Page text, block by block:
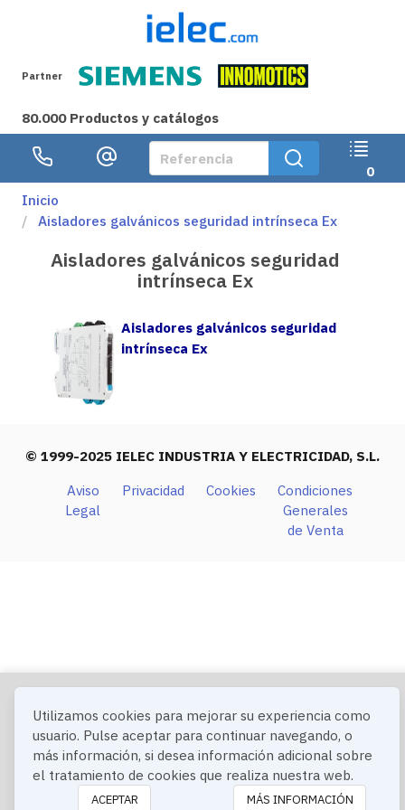
Partner
80.000 Productos y catálogos
0
Inicio
Aisladores galvánicos seguridad intrínseca Ex
Aisladores galvánicos seguridad
intrínseca Ex
Aisladores galvánicos seguridad
intrínseca Ex
© 1999-2025 IELEC INDUSTRIA Y ELECTRICIDAD, S.L.
Aviso
Legal
Privacidad Cookies
Condiciones
Generales
de Venta
Utilizamos cookies para mejorar su experiencia como
usuario. Pulse aceptar para continuar navegando, o
más información, si desea información adicional sobre
el tratamiento de cookies que realiza nuestra web.
ACEPTAR MÁS INFORMACIÓN